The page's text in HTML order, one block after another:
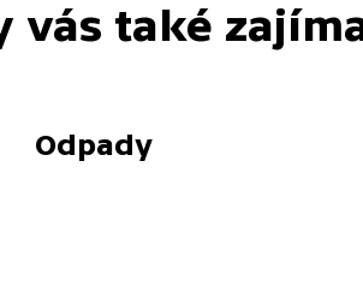
vás také
Odpady